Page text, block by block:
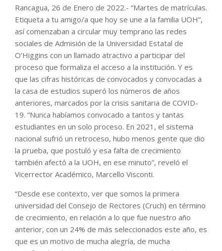
Rancagua, 26 de Enero de 2022.- “Martes de matrículas.
Etiqueta a tu amigo/a que hoy se une a la familia UOH”,
así comenzaban a circular muy temprano las redes
sociales de Admisión de la Universidad Estatal de
O’Higgins con un llamado atractivo a participar del
proceso que formaliza el acceso a la institución. Y es
que las cifras históricas de convocados y convocadas a
la casa de estudios superó los números de años
anteriores, marcados por la crisis sanitaria de COVID-
19. “Nunca habíamos convocado a tantos y tantas
estudiantes en un solo proceso. En 2021, el sistema
nacional sufrió un retroceso, hubo menos gente que dio
la prueba, que postuló y esa falta de crecimiento
también afectó a la UOH, en ese minuto”, reveló el
Vicerrector Académico, Marcello Visconti.
“Desde ese contexto, ver que somos la primera
universidad del Consejo de Rectores (Cruch) en término
de crecimiento, en relación a lo que fue nuestro año
anterior, con un 24% de más seleccionados este año, es
que es un motivo de mucha alegría, de mucha